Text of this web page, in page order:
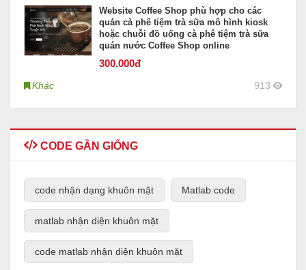
Website Coffee Shop phù hợp cho các
quán cà phê tiệm trà sữa mô hình kiosk
hoặc chuỗi đồ uống cà phê tiệm trà sữa
quán nước Coffee Shop online
300.000đ
Khác 913
CODE GẦN GIỐNG
code nhận dạng khuôn mặt Matlab code
matlab nhận diện khuôn mặt
code matlab nhận diện khuôn mặt